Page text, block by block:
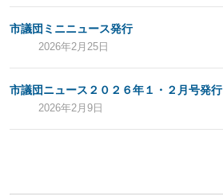
市議団ミニニュース発行
2026年2月25日
市議団ニュース２０２６年１・２月号発行
2026年2月9日